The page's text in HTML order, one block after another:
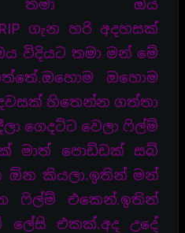
තමා ඔය
ගැන හරි අදහසක්
විදියට තමා මන් මේ
ඔහොම
හිතෙන්න ගත්තා
ගෙදට්ට වෙලා ෆිල්ම්
මාත් පොඩ්ඩක් සබ්
ඕන කියලා.ඉතින් මන්
ෆිල්ම් එකෙන්.ඉතින්
ලේසි එකක්.අද උදේ